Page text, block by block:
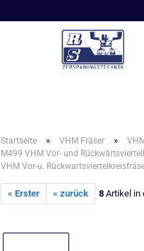
Startseite » VHM Fräser »
M499 VHM Vor- und
VHM Vor-u.
« Erster « zurück 8 Artikel in